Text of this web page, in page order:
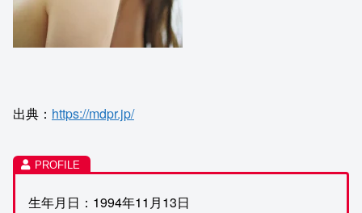
出典： https://mdpr.jp/
生年月日：1994年11月13日